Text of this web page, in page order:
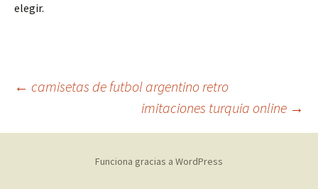
elegir.
Navegación
de
← camisetas de futbol argentino retro
imitaciones turquia online →
Funciona gracias a WordPress